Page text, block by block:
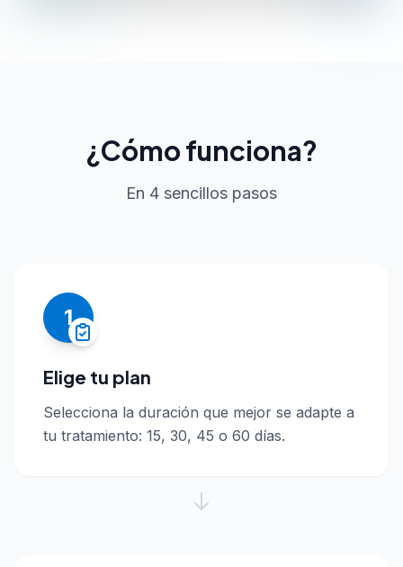
¿Cómo funciona?
En 4 sencillos pasos
1
Elige tu plan
Selecciona la duración que mejor se adapte a
tu tratamiento: 15, 30, 45 o 60 días.